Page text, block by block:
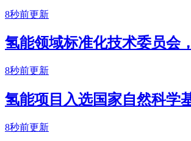
8秒前更新
氢能领域标准化技术委员会
8秒前更新
氢能项目入选国家自然科学
8秒前更新